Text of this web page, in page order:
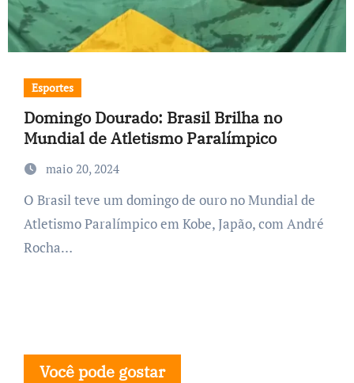
Esportes
Domingo Dourado: Brasil Brilha no
Mundial de Atletismo Paralímpico
maio 20, 2024
O Brasil teve um domingo de ouro no Mundial de
Atletismo Paralímpico em Kobe, Japão, com André
Rocha…
Você pode gostar